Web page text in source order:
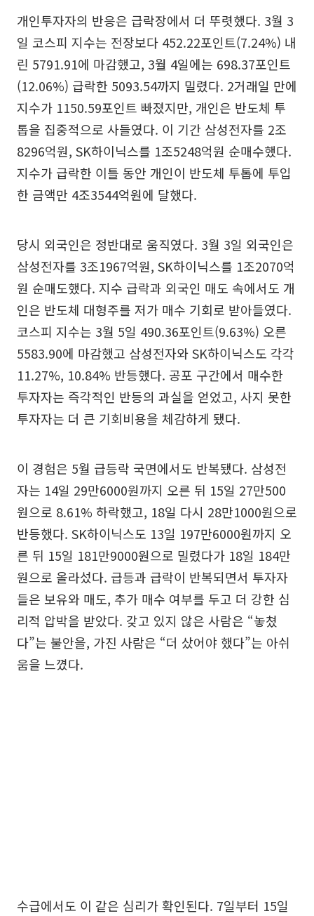
개인투자자의 반응은 급락장에서 더 뚜렷했다. 3월 3
일 코스피 지수는 전장보다 452.22포인트(7.24%) 내
린 5791.91에 마감했고, 3월 4일에는 698.37포인트
(12.06%) 급락한 5093.54까지 밀렸다. 2거래일 만에
지수가 1150.59포인트 빠졌지만, 개인은 반도체 투
톱을 집중적으로 사들였다. 이 기간 삼성전자를 2조
8296억원, SK하이닉스를 1조5248억원 순매수했다.
지수가 급락한 이틀 동안 개인이 반도체 투톱에 투입
한 금액만 4조3544억원에 달했다.
당시 외국인은 정반대로 움직였다. 3월 3일 외국인은
삼성전자를 3조1967억원, SK하이닉스를 1조2070억
원 순매도했다. 지수 급락과 외국인 매도 속에서도 개
인은 반도체 대형주를 저가 매수 기회로 받아들였다.
코스피 지수는 3월 5일 490.36포인트(9.63%) 오른
5583.90에 마감했고 삼성전자와 SK하이닉스도 각각
11.27%, 10.84% 반등했다. 공포 구간에서 매수한
투자자는 즉각적인 반등의 과실을 얻었고, 사지 못한
투자자는 더 큰 기회비용을 체감하게 됐다.
이 경험은 5월 급등락 국면에서도 반복됐다. 삼성전
자는 14일 29만6000원까지 오른 뒤 15일 27만500
원으로 8.61% 하락했고, 18일 다시 28만1000원으로
반등했다. SK하이닉스도 13일 197만6000원까지 오
른 뒤 15일 181만9000원으로 밀렸다가 18일 184만
원으로 올라섰다. 급등과 급락이 반복되면서 투자자
들은 보유와 매도, 추가 매수 여부를 두고 더 강한 심
리적 압박을 받았다. 갖고 있지 않은 사람은 “놓쳤
다”는 불안을, 가진 사람은 “더 샀어야 했다”는 아쉬
움을 느꼈다.
수급에서도 이 같은 심리가 확인된다. 7일부터 15일